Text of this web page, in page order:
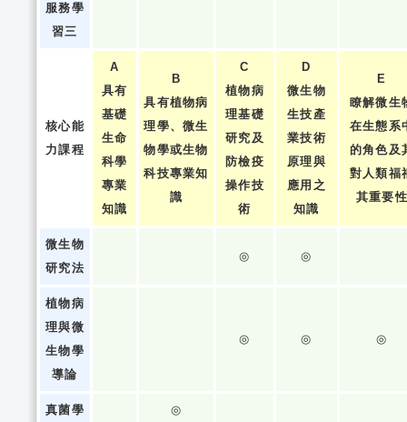
服務學
習三
核心能
力課程
A
具有
基礎
生命
科學
專業
知識
B
具有植物病
理學、微生
物學或生物
科技專業知
識
C
植物病
理基礎
研究及
防檢疫
操作技
術
D
微生物
生技產
業技術
原理與
應用之
知識
E
瞭解微生
在生態系
的角色及
對人類福
其重要
微生物
研究法
◎ ◎
植物病
理與微
生物學
導論
◎ ◎ ◎
真菌學 ◎